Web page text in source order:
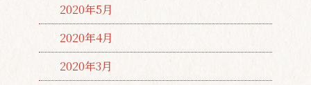
2020年5月
2020年4月
2020年3月